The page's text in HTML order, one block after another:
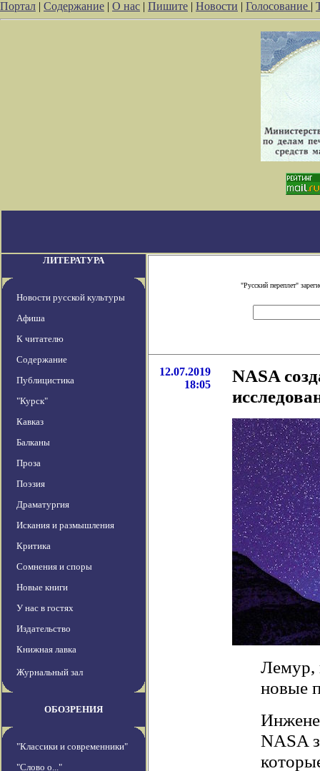
Портал | Содержание | О нас | Пишите | Новости | Голосование |
ЛИТЕРАТУРА
Новости русской культуры
Афиша
К читателю
Содержание
Публицистика
"Курск"
Кавказ
Балканы
Проза
Поэзия
Драматургия
Искания и размышления
Критика
Сомнения и споры
Новые книги
У нас в гостях
Издательство
Книжная лавка
Журнальный зал
ОБОЗРЕНИЯ
"Классики и современники"
"Слово о..."
"Русский переплет"
12.07.2019
18:05
NASA
Лемур,
новые
NASA